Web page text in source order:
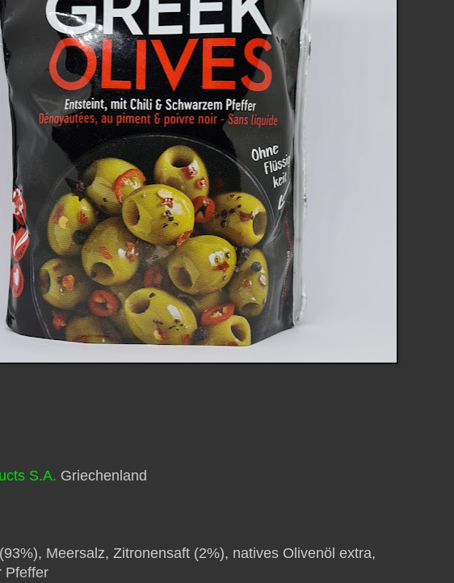
S.A. Griechenland
Meersalz, Zitronensaft (2%), natives Olivenöl extra,
Pfeffer